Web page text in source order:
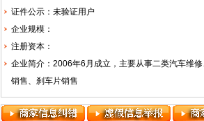
证件公示：未验证用户
企业规模：
注册资本：
企业简介：2006年6月成立，主要从事二类汽车维
销售、刹车片销售